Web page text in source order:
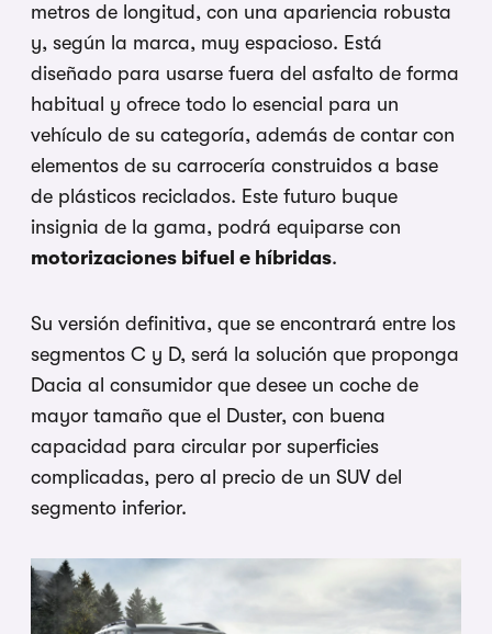
metros de longitud, con una apariencia robusta
y, según la marca, muy espacioso. Está
diseñado para usarse fuera del asfalto de forma
habitual y ofrece todo lo esencial para un
vehículo de su categoría, además de contar con
elementos de su carrocería construidos a base
de plásticos reciclados. Este futuro buque
insignia de la gama, podrá equiparse con
motorizaciones bifuel e híbridas.
Su versión definitiva, que se encontrará entre los
segmentos C y D, será la solución que proponga
Dacia al consumidor que desee un coche de
mayor tamaño que el Duster, con buena
capacidad para circular por superficies
complicadas, pero al precio de un SUV del
segmento inferior.